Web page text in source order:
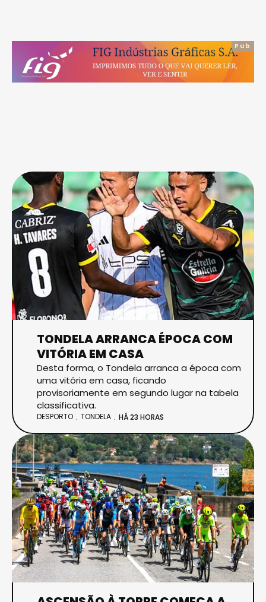
Pub
TONDELA ARRANCA ÉPOCA COM
VITÓRIA EM CASA
Desta forma, o Tondela arranca a época com
uma vitória em casa, ficando
provisoriamente em segundo lugar na tabela
classificativa.
DESPORTO TONDELA HÁ 23 HORAS